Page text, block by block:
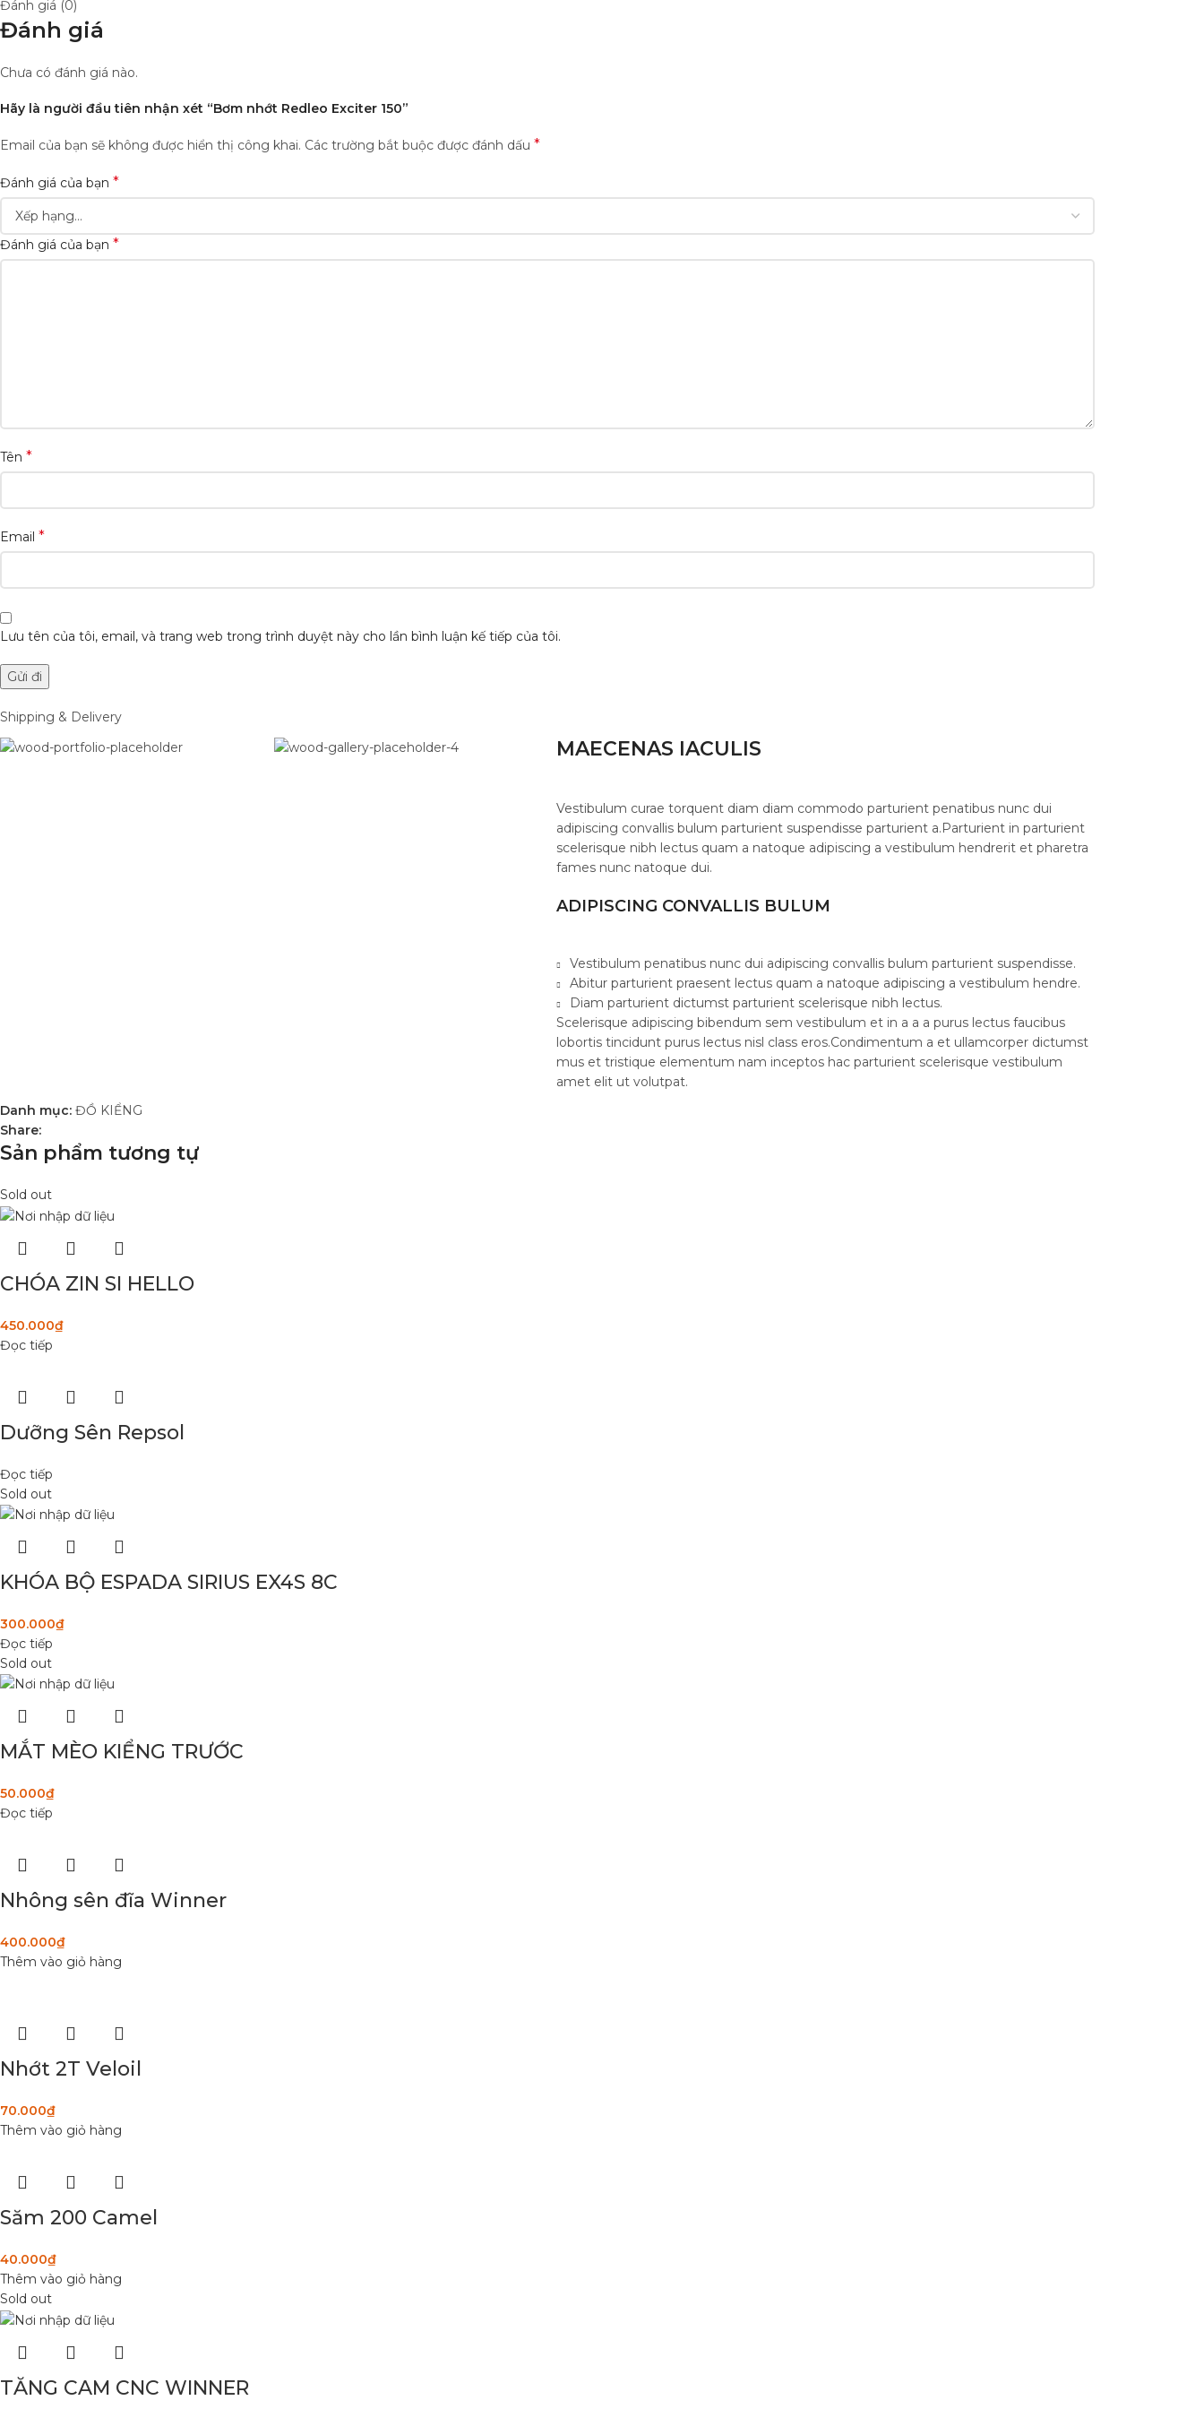
Đánh giá (0)
Đánh giá
Chưa có đánh giá nào.
Hãy là người đầu tiên nhận xét “Bơm nhớt Redleo Exciter 150”
Email của bạn sẽ không được hiển thị công khai. Các trường bắt buộc được đánh dấu *
Đánh giá của bạn *
Đánh giá của bạn *
Tên *
Email *
Lưu tên của tôi, email, và trang web trong trình duyệt này cho lần bình luận kế tiếp của tôi.
Shipping & Delivery
MAECENAS IACULIS
Vestibulum curae torquent diam diam commodo parturient penatibus nunc dui
adipiscing convallis bulum parturient suspendisse parturient a.Parturient in parturient
scelerisque nibh lectus quam a natoque adipiscing a vestibulum hendrerit et pharetra
fames nunc natoque dui.
ADIPISCING CONVALLIS BULUM
Vestibulum penatibus nunc dui adipiscing convallis bulum parturient suspendisse.
Abitur parturient praesent lectus quam a natoque adipiscing a vestibulum hendre.
Diam parturient dictumst parturient scelerisque nibh lectus.
Scelerisque adipiscing bibendum sem vestibulum et in a a a purus lectus faucibus
lobortis tincidunt purus lectus nisl class eros.Condimentum a et ullamcorper dictumst
mus et tristique elementum nam inceptos hac parturient scelerisque vestibulum
amet elit ut volutpat.
Danh mục: ĐỒ KIỂNG
Share:
Sản phẩm tương tự
Sold out
CHÓA ZIN SI HELLO
450.000₫
Đọc tiếp
Dưỡng Sên Repsol
Đọc tiếp
Sold out
KHÓA BỘ ESPADA SIRIUS EX4S 8C
300.000₫
Đọc tiếp
Sold out
MẮT MÈO KIỂNG TRƯỚC
50.000₫
Đọc tiếp
Nhông sên đĩa Winner
400.000₫
Thêm vào giỏ hàng
Nhớt 2T Veloil
70.000₫
Thêm vào giỏ hàng
Săm 200 Camel
40.000₫
Thêm vào giỏ hàng
Sold out
TĂNG CAM CNC WINNER